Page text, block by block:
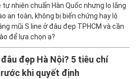
nhiên chuẩn Hàn Quốc nhưng lo lắng
an toàn, không bị biến chứng hay lộ
mũi S line ở đâu đẹp TPHCM và cần
để lựa chọn ạ?
đẹp Hà Nội? 5 tiêu chí
khi quyết định